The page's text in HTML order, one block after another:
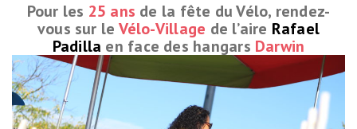
Pour les 25 ans de la fête du Vélo, rendez-
vous sur le Vélo-Village de l’aire Rafael
Padilla en face des hangars Darwin